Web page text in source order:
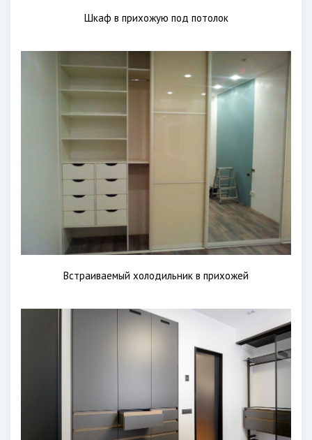
Шкаф в прихожую под потолок
Встраиваемый холодильник в прихожей